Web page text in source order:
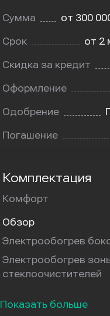
Сумма от 300
Срок от 2
Скидка за кредит
Оформление
Одобрение
Погашение
Комплектация
Комфорт
Обзор
Электрообогрев
Электрообогрев
стеклоочистителей
Показать больше